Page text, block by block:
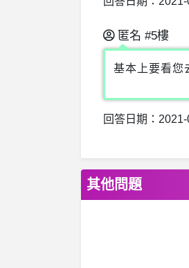
匿名 #5樓
基本上要看您
回答日期：
其他問題